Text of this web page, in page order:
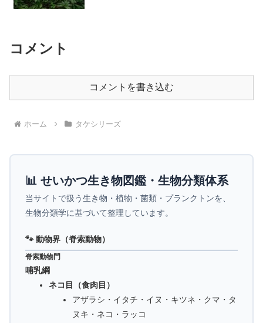
コメント
コメントを書き込む
ホーム タケシリーズ
📊 せいかつ生き物図鑑・生物分類体系
当サイトで扱う生き物・植物・菌類・プランクトンを、
生物分類学に基づいて整理しています。
🐾 動物界（脊索動物）
脊索動物門
哺乳綱
ネコ目（食肉目）
アザラシ・イタチ・イヌ・キツネ・クマ・タ
ヌキ・ネコ・ラッコ